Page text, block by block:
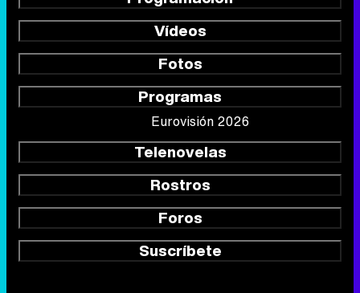
Vídeos
Fotos
Programas
Eurovisión 2026
Telenovelas
Rostros
Foros
Suscríbete